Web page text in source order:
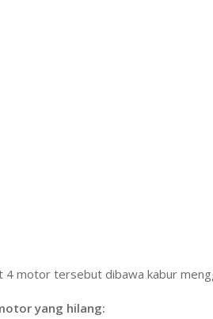
4 motor tersebut dibawa kabur
yang hilang: